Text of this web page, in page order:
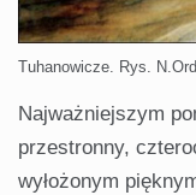
Tuhanowicze. Rys.
Najważniejszym
przestronny,
wyłożonym